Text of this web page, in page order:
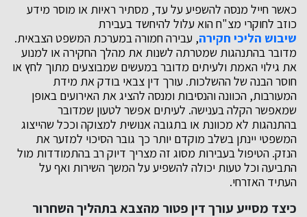
כאשר חייל מנסה להשפיע על עד, מסתיר ראיות או מוסר מידע
כוזב לחוקרי מצ"ח הוא עלול להיחשד בעבירת
שיבוש הליכי חקירה, עבירה חמורה במערכת המשפט הצבאית.
מדובר בהתנהגות שמטרתה לשנות את מהלך החקירה או למנוע
את גילוי האמת ולעיתים מדובר במעשים שמבוצעים מתוך לחץ או
חוסר הבנה של ההשלכות. עורך דין צבאי בודק את מידת
המעורבות, הכוונה והנסיבות ומנסה להציג את האירועים באופן
שמאפשר הקלה בענישה. לעיתים אפשר לטעון שמדובר
בהתנהגות לא מכוונת או בתגובה אנושית למצוקה וככל שהייצוג
המשפטי יינתן בשלב מוקדם יותר כך גובר הסיכוי למזער את
הנזק. הטיפול בעבירות מסוג זה מצריך דיוק רב בהתמודדות מול
התביעה וכל טעות יכולה להשפיע על המשך השירות ואף על
העתיד האזרחי.
כיצד מסייע עורך דין פטור מהצבא בתהליך השחרור